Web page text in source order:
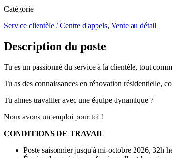
Catégorie
Service clientèle / Centre d'appels, Vente au détail
Description du poste
Tu es un passionné du service à la clientèle, tout
Tu as des connaissances en rénovation résidentielle,
Tu aimes travailler avec une équipe dynamique ?
Nous avons un emploi pour toi !
CONDITIONS DE TRAVAIL
Poste saisonnier jusqu'à mi-octobre 2026, 32h